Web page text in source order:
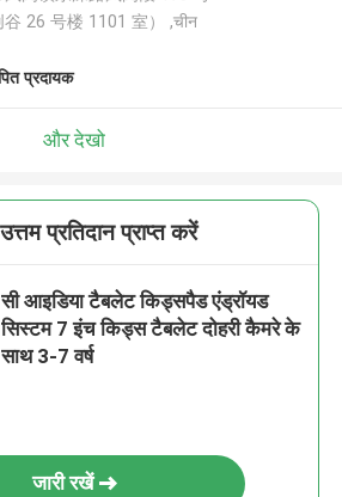
谷 26 号楼 1101 室） ,चीन
प्रदायक
और देखो
प्रतिदान प्राप्त करें
सी आइडिया टैबलेट किड्सपैड एंड्रॉयड
सिस्टम 7 इंच किड्स टैबलेट दोहरी कैमरे के
साथ 3-7 वर्ष
जारी रखें